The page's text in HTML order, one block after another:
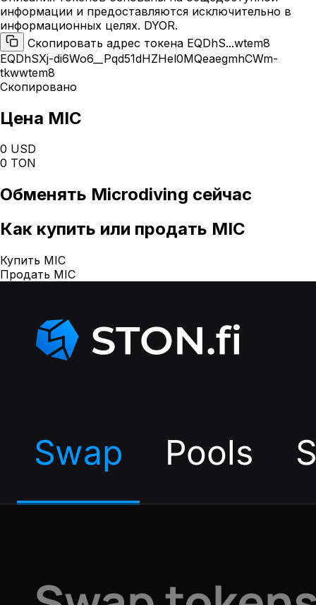
информации и предоставляются исключительно в
информационных целях. DYOR.
Скопировать адрес токена EQDhS...wtem8
EQDhSXj-di6Wo6__Pqd51dHZHel0MQeaegmhCWm-
tkwwtem8
Скопировано
Цена MIC
0 USD
0 TON
Обменять Microdiving сейчас
Как купить или продать MIC
Купить MIC
Продать MIC